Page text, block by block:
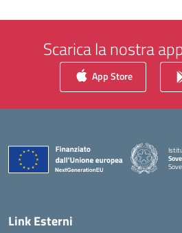
Scarica la nostra
App Store
Link Esterni